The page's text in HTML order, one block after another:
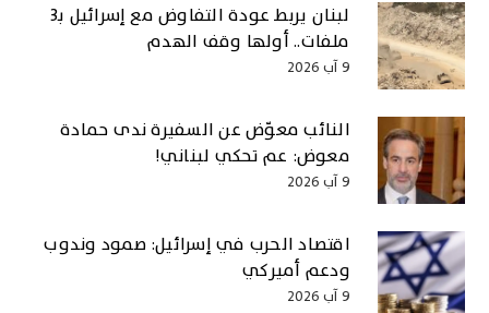
لبنان يربط عودة التفاوض مع إسرائيل بـ3
ملفات.. أولها وقف الهدم
9 آب 2026
النائب معوّض عن السفيرة ندى حمادة
معوض: عم تحكي لبناني!
9 آب 2026
اقتصاد الحرب في إسرائيل: صمود وندوب
ودعم أميركي
9 آب 2026